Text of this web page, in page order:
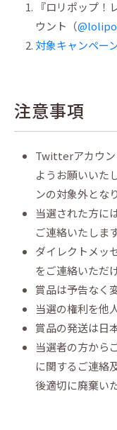
『ロリポップ
ウント（
対象キャンペー
注意事項
Twitterアカウン
ようお願いいた
ンの対象外とな
当選された方に
ご連絡いたします
ダイレクトメッ
をご連絡いただ
賞品は予告なく
当選の権利を他
賞品の発送は日
当選者の方から
に関するご連絡
後適切に廃棄い